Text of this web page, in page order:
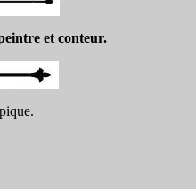
et conteur.